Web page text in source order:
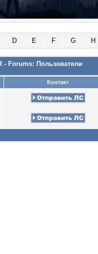
D E F G H
- Forums: Пользователи
Контакт